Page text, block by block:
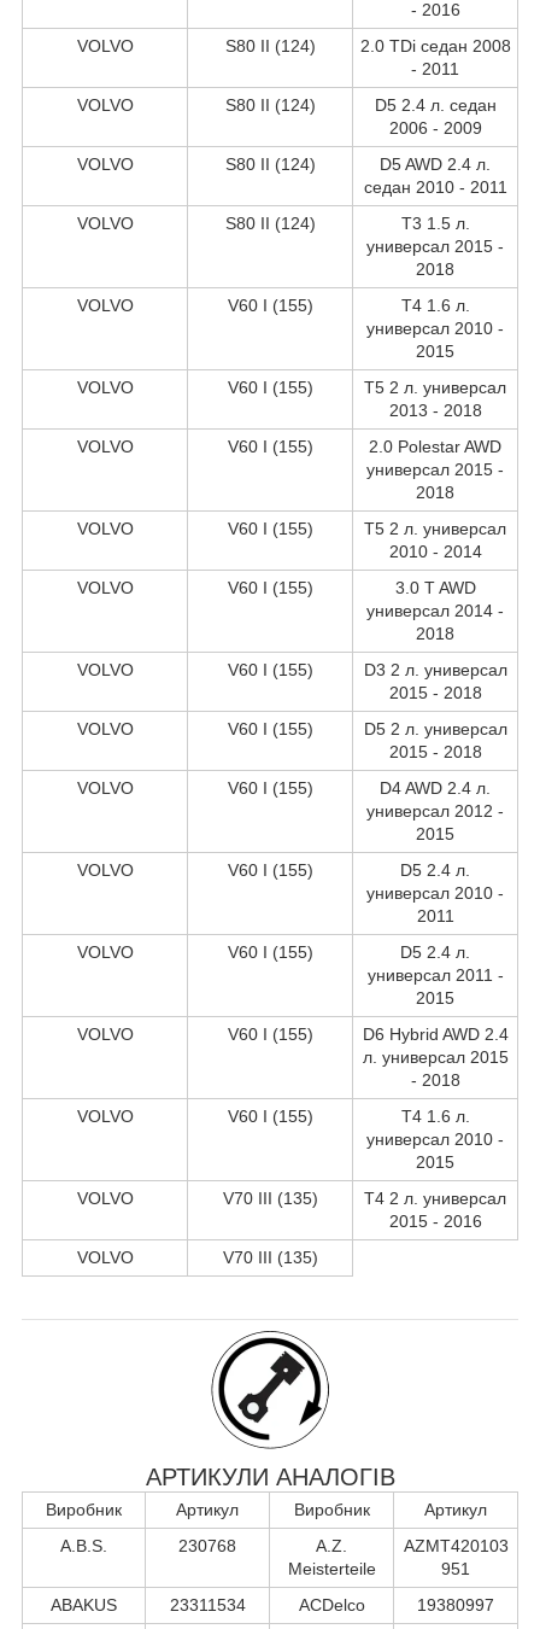
- 2016
VOLVO
S80 II (124)
2.0 TDi седан 2008
- 2011
VOLVO
S80 II (124)
D5 2.4 л. седан
2006 - 2009
VOLVO
S80 II (124)
D5 AWD 2.4 л.
седан 2010 - 2011
VOLVO
S80 II (124)
T3 1.5 л.
универсал 2015 -
2018
VOLVO
V60 I (155)
T4 1.6 л.
универсал 2010 -
2015
VOLVO
V60 I (155)
T5 2 л. универсал
2013 - 2018
VOLVO
V60 I (155)
2.0 Polestar AWD
универсал 2015 -
2018
VOLVO
V60 I (155)
T5 2 л. универсал
2010 - 2014
VOLVO
V60 I (155)
3.0 T AWD
универсал 2014 -
2018
VOLVO
V60 I (155)
D3 2 л. универсал
2015 - 2018
VOLVO
V60 I (155)
D5 2 л. универсал
2015 - 2018
VOLVO
V60 I (155)
D4 AWD 2.4 л.
универсал 2012 -
2015
VOLVO
V60 I (155)
D5 2.4 л.
универсал 2010 -
2011
VOLVO
V60 I (155)
D5 2.4 л.
универсал 2011 -
2015
VOLVO
V60 I (155)
D6 Hybrid AWD 2.4
л. универсал 2015
- 2018
VOLVO
V60 I (155)
T4 1.6 л.
универсал 2010 -
2015
VOLVO
V70 III (135)
T4 2 л. универсал
2015 - 2016
VOLVO
V70 III (135)
АРТИКУЛИ АНАЛОГІВ
Виробник Артикул Виробник
Артикул
A.B.S.
230768
A.Z.
Meisterteile
AZMT420103
951
ABAKUS
23311534 ACDelco 19380997